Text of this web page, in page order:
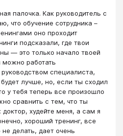
палочка. Как руководитель с
что обучение сотрудника –
оно проходит
подсказали, где твои
— это только начало твоей
можно работать
специалиста,
лучше, но, если ты сходил
у тебя теперь все произошло
сравнить с тем, что ты
худейте меня, а сам я
хороший тренинг, все
делать, дает очень